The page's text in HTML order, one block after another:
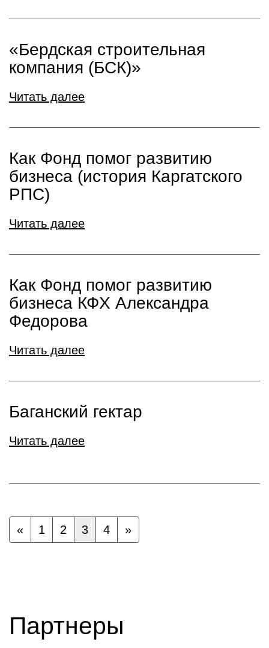
«Бердская строительная
компания (БСК)»
Читать далее
Как Фонд помог развитию
бизнеса (история Каргатского
РПС)
Читать далее
Как Фонд помог развитию
бизнеса КФХ Александра
Федорова
Читать далее
Баганский гектар
Читать далее
« 1 2 3 4 »
Партнеры